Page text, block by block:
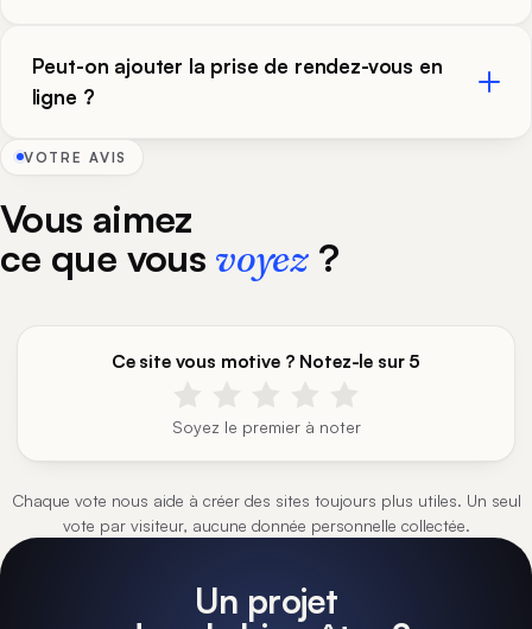
Peut-on ajouter la prise de rendez-vous en
ligne ?
VOTRE AVIS
Vous aimez
ce que vous voyez?
Ce site vous motive ? Notez-le sur 5
Soyez le premier à noter
Chaque vote nous aide à créer des sites toujours plus utiles. Un seul
vote par visiteur, aucune donnée personnelle collectée.
Un projet